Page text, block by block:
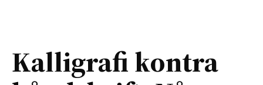
Kalligrafi kontra